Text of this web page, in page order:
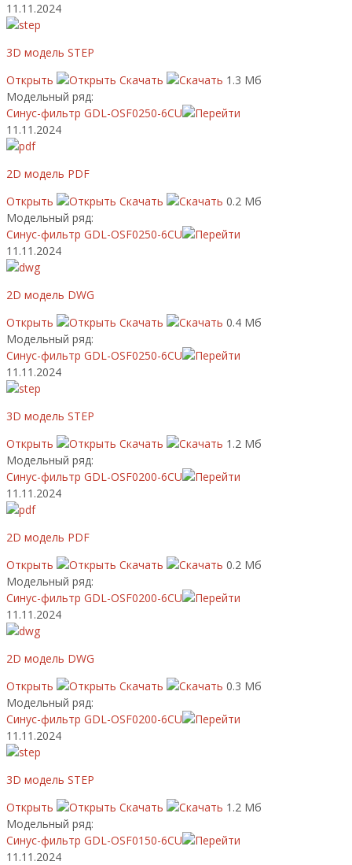
11.11.2024
3D модель STEP
Открыть
Скачать
1.3 Мб
Модельный ряд:
Синус-фильтр GDL-OSF0250-6CU
11.11.2024
2D модель PDF
Открыть
Скачать
0.2 Мб
Модельный ряд:
Синус-фильтр GDL-OSF0250-6CU
11.11.2024
2D модель DWG
Открыть
Скачать
0.4 Мб
Модельный ряд:
Синус-фильтр GDL-OSF0250-6CU
11.11.2024
3D модель STEP
Открыть
Скачать
1.2 Мб
Модельный ряд:
Синус-фильтр GDL-OSF0200-6CU
11.11.2024
2D модель PDF
Открыть
Скачать
0.2 Мб
Модельный ряд:
Синус-фильтр GDL-OSF0200-6CU
11.11.2024
2D модель DWG
Открыть
Скачать
0.3 Мб
Модельный ряд:
Синус-фильтр GDL-OSF0200-6CU
11.11.2024
3D модель STEP
Открыть
Скачать
1.2 Мб
Модельный ряд:
Синус-фильтр GDL-OSF0150-6CU
11.11.2024